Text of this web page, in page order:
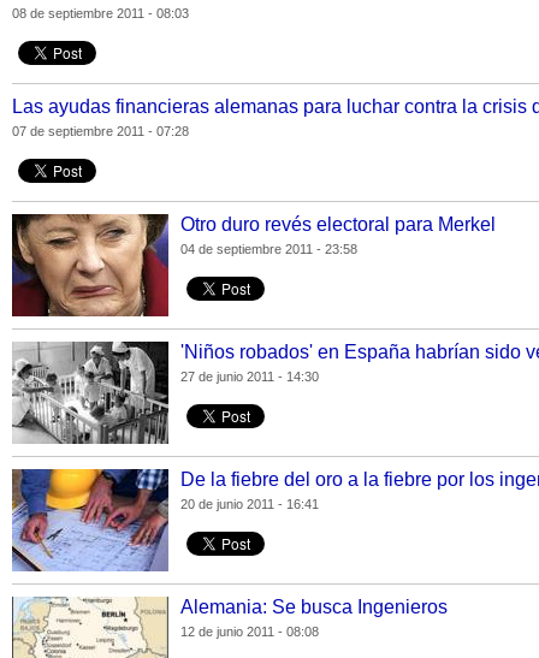
08 de septiembre 2011 - 08:03
Las ayudas financieras alemanas para luchar contra la crisis
07 de septiembre 2011 - 07:28
Otro duro revés electoral para Merkel
04 de septiembre 2011 - 23:58
'Niños robados' en España habrían sido
27 de junio 2011 - 14:30
De la fiebre del oro a la fiebre por los
20 de junio 2011 - 16:41
Alemania: Se busca Ingenieros
12 de junio 2011 - 08:08